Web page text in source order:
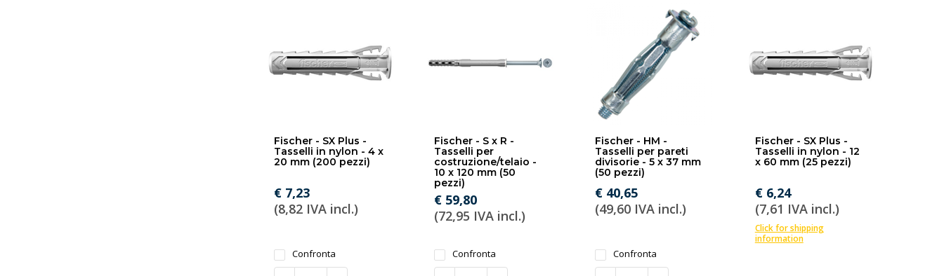
Fischer - SX Plus -
Tasselli in nylon - 4 x
20 mm (200 pezzi)
€ 7,23
(8,82 IVA incl.)
Confronta
Fischer - S x R -
Tasselli per
costruzione/telaio -
10 x 120 mm (50
pezzi)
€ 59,80
(72,95 IVA incl.)
Confronta
Fischer - HM -
Tasselli per pareti
divisorie - 5 x 37 mm
(50 pezzi)
€ 40,65
(49,60 IVA incl.)
Confronta
Fischer - SX Plus -
Tasselli in nylon - 12
x 60 mm (25 pezzi)
€ 6,24
(7,61 IVA incl.)
Click for shipping
information